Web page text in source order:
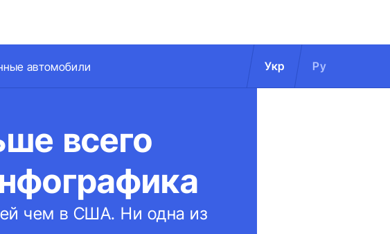
автомобили Укр Ру
всего
чем в США. Ни одна из